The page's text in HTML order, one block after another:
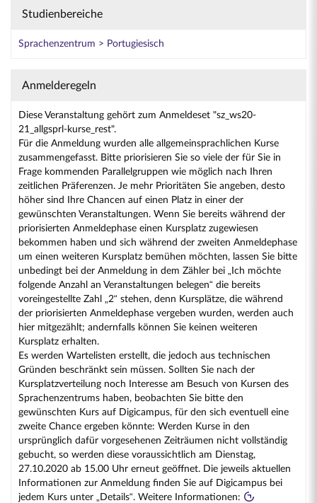
Studienbereiche
Sprachenzentrum > Portugiesisch
Anmelderegeln
Diese Veranstaltung gehört zum Anmeldeset "sz_ws20-
21_allgsprl-kurse_rest".
Für die Anmeldung wurden alle allgemeinsprachlichen Kurse
zusammengefasst. Bitte priorisieren Sie so viele der für Sie in
Frage kommenden Parallelgruppen wie möglich nach Ihren
zeitlichen Präferenzen. Je mehr Prioritäten Sie angeben, desto
höher sind Ihre Chancen auf einen Platz in einer der
gewünschten Veranstaltungen. Wenn Sie bereits während der
priorisierten Anmeldephase einen Kursplatz zugewiesen
bekommen haben und sich während der zweiten Anmeldephase
um einen weiteren Kursplatz bemühen möchten, lassen Sie bitte
unbedingt bei der Anmeldung in dem Zähler bei „Ich möchte
folgende Anzahl an Veranstaltungen belegen“ die bereits
voreingestellte Zahl „2“ stehen, denn Kursplätze, die während
der priorisierten Anmeldephase vergeben wurden, werden auch
hier mitgezählt; andernfalls können Sie keinen weiteren
Kursplatz erhalten.
Es werden Wartelisten erstellt, die jedoch aus technischen
Gründen beschränkt sein müssen. Sollten Sie nach der
Kursplatzverteilung noch Interesse am Besuch von Kursen des
Sprachenzentrums haben, beobachten Sie bitte den
gewünschten Kurs auf Digicampus, für den sich eventuell eine
zweite Chance ergeben könnte: Werden Kurse in den
ursprünglich dafür vorgesehenen Zeiträumen nicht vollständig
gebucht, so werden diese voraussichtlich am Dienstag,
27.10.2020 ab 15.00 Uhr erneut geöffnet. Die jeweils aktuellen
Informationen zur Anmeldung finden Sie auf Digicampus bei
jedem Kurs unter „Details“. Weitere Informationen: